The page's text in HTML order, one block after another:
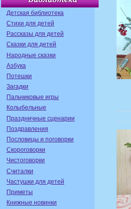
Детская библиотека
Стихи для детей
Рассказы для детей
Сказки для детей
Народные сказки
Азбука
Потешки
Загадки
Пальчиковые игры
Колыбельные
Праздничные сценарии
Поздравления
Пословицы и поговорки
Скороговорки
Чистоговорки
Считалки
Частушки для детей
Приметы
Книжные новинки